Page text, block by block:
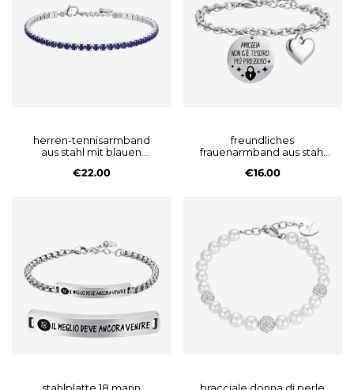
herren-tennisarmband
aus stahl mit blauen
€22.00
freundliches
frauenarmband aus stahl
wertvolleren schatz
€16.00